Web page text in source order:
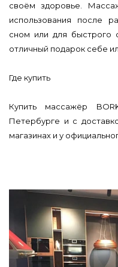
своём здоровье.
использования после
сном или для быстрого
отличный подарок себе
Где купить
Купить массажёр
Петербурге и с
магазинах и у